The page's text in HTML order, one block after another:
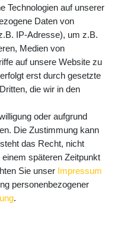
zzgl. Service- und
Keine Angebote
Daten­schutz­erklärung
Technologien auf unserer
Daten von
IP-Adresse), um z.B.
Medien von
auf unsere Website zu
erst durch gesetzte
die wir in den
oder aufgrund
Die Zustimmung kann
das Recht, nicht
späteren Zeitpunkt
Sie unser Impressum
personenbezogener
.